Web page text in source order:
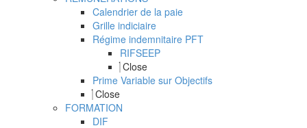
Calendrier de la paie
Grille indiciaire
Régime indemnitaire PFT
RIFSEEP
Close
Prime Variable sur Objectifs
Close
FORMATION
DIF